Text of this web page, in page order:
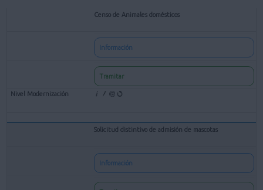
Censo de Animales domésticos
Información
Tramitar
Solicitud distintivo de admisión de mascotas
Información